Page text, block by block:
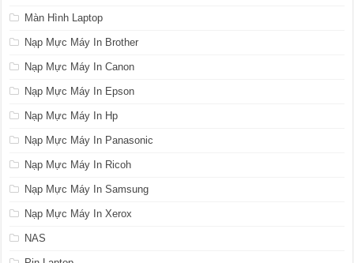
Màn Hình Laptop
Nạp Mực Máy In Brother
Nạp Mực Máy In Canon
Nạp Mực Máy In Epson
Nạp Mực Máy In Hp
Nạp Mực Máy In Panasonic
Nạp Mực Máy In Ricoh
Nạp Mực Máy In Samsung
Nạp Mực Máy In Xerox
NAS